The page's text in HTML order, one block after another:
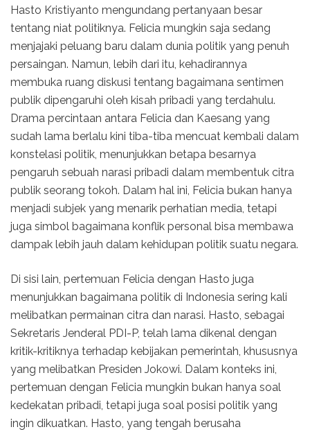
Hasto Kristiyanto mengundang pertanyaan besar
tentang niat politiknya. Felicia mungkin saja sedang
menjajaki peluang baru dalam dunia politik yang penuh
persaingan. Namun, lebih dari itu, kehadirannya
membuka ruang diskusi tentang bagaimana sentimen
publik dipengaruhi oleh kisah pribadi yang terdahulu.
Drama percintaan antara Felicia dan Kaesang yang
sudah lama berlalu kini tiba-tiba mencuat kembali dalam
konstelasi politik, menunjukkan betapa besarnya
pengaruh sebuah narasi pribadi dalam membentuk citra
publik seorang tokoh. Dalam hal ini, Felicia bukan hanya
menjadi subjek yang menarik perhatian media, tetapi
juga simbol bagaimana konflik personal bisa membawa
dampak lebih jauh dalam kehidupan politik suatu negara.
Di sisi lain, pertemuan Felicia dengan Hasto juga
menunjukkan bagaimana politik di Indonesia sering kali
melibatkan permainan citra dan narasi. Hasto, sebagai
Sekretaris Jenderal PDI-P, telah lama dikenal dengan
kritik-kritiknya terhadap kebijakan pemerintah, khususnya
yang melibatkan Presiden Jokowi. Dalam konteks ini,
pertemuan dengan Felicia mungkin bukan hanya soal
kedekatan pribadi, tetapi juga soal posisi politik yang
ingin dikuatkan. Hasto, yang tengah berusaha